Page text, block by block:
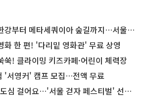
터 메타세쿼이아 숲길까지…서울둘레길 15코스
화 한 편! '다리밑 영화관' 무료 상영
쑥! 클라이밍 키즈카페·어린이 체력장
'서영커' 캠프 모집…전액 무료
걸어요…'서울 걷자 페스티벌' 선착순 5천명